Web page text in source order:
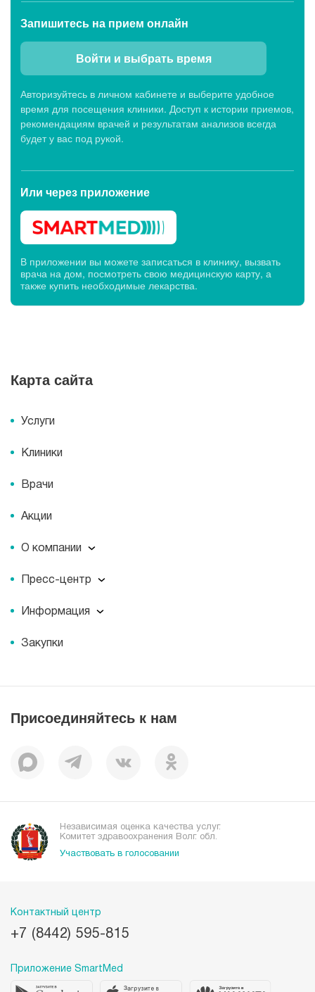
Запишитесь на прием онлайн
Войти и выбрать время
Авторизуйтесь в личном кабинете и выберите удобное
время для посещения клиники. Доступ к истории приемов,
рекомендациям врачей и результатам анализов всегда
будет у вас под рукой.
Или через приложение
В приложении вы можете записаться в клинику, вызвать
врача на дом, посмотреть свою медицинскую карту, а
также купить необходимые лекарства.
Карта сайта
Услуги
Клиники
Врачи
Акции
О компании
О компании
История
Документы
Пациентам
Пресс-центр
Пресс-центр
Журнал для пациентов «МЕДСИ СЕГОДНЯ»
Информация
Информация
Закупки
Присоединяйтесь к нам
Независимая оценка качества услуг.
Комитет здравоохранения Волг. обл.
Участвовать в голосовании
Контактный центр
+7 (8442) 595-815
Приложение SmartMed